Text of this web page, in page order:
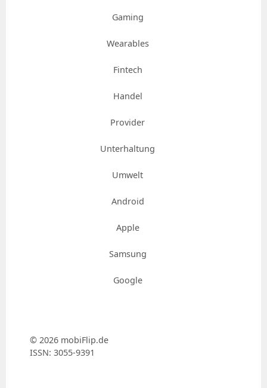
Gaming
Wearables
Fintech
Handel
Provider
Unterhaltung
Umwelt
Android
Apple
Samsung
Google
© 2026 mobiFlip.de
ISSN: 3055-9391